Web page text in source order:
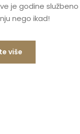
je godine
nego ikad!
više